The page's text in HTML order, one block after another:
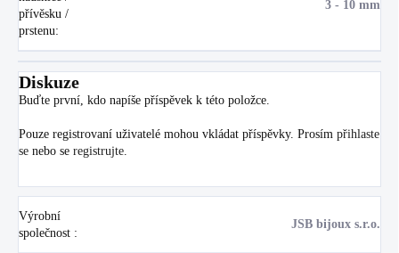
přívěsku /
prstenu:
3 - 10 mm
Diskuze
Buďte první, kdo napíše příspěvek k této položce.
Pouze registrovaní uživatelé mohou vkládat příspěvky. Prosím přihlaste
se nebo se registrujte
Výrobní
společnost :
JSB bijoux s.r.o.